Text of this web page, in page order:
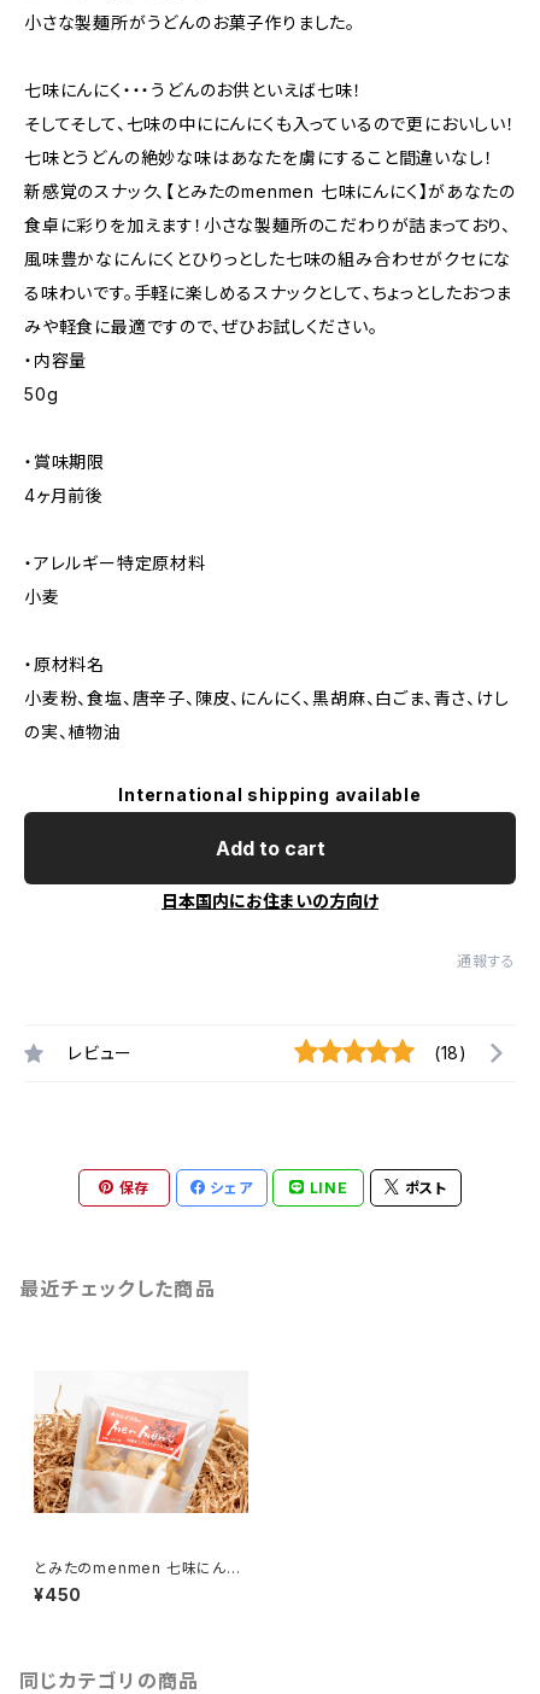
小さな製麺所がうどんのお菓子作りました。
七味にんにく・・・うどんのお供といえば七味！
そしてそして、七味の中ににんにくも入っているので更においしい！
七味とうどんの絶妙な味はあなたを虜にすること間違いなし！
新感覚のスナック、【とみたのmenmen 七味にんにく】があなたの
食卓に彩りを加えます！小さな製麺所のこだわりが詰まっており、
風味豊かなにんにくとひりっとした七味の組み合わせがクセにな
る味わいです。手軽に楽しめるスナックとして、ちょっとしたおつま
みや軽食に最適ですので、ぜひお試しください。
・内容量
50g
・賞味期限
4ヶ月前後
・アレルギー特定原材料
小麦
・原材料名
小麦粉、食塩、唐辛子、陳皮、にんにく、黒胡麻、白ごま、青さ、けし
の実、植物油
International shipping available
Add to cart
日本国内にお住まいの方向け
通報する
レビュー (18)
保存 シェア LINE ポスト
最近チェックした商品
とみたのmenmen 七味にんに
く
¥450
同じカテゴリの商品